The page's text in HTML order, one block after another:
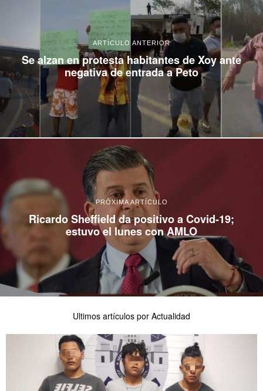
ARTÍCULO ANTERIOR
Se alzan en protesta habitantes de Xoy ante
negativa de entrada a Peto
PRÓXIMA ARTÍCULO
Ricardo Sheffield da positivo a Covid-19;
estuvo el lunes con AMLO
Ultimos artículos por Actualidad